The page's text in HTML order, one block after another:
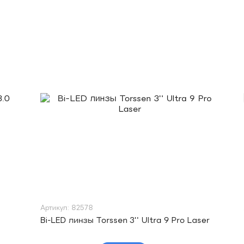
Артикул: 82578
Bi-LED линзы Torssen 3'' Ultra 9 Pro Laser